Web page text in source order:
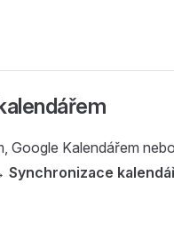
Google Kalendářem
Synchronizace